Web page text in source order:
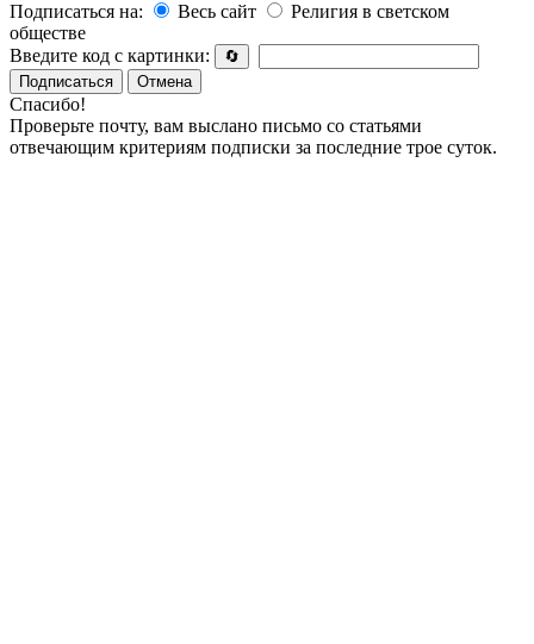
Подписаться на:
Весь сайт
Религия в светском
обществе
Введите код с картинки:
🔄
Подписаться
Отмена
Спасибо!
Проверьте почту, вам выслано письмо со статьями
отвечающим критериям подписки за последние трое суток.